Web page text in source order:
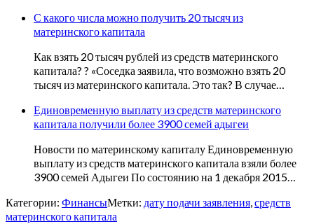
С какого числа можно получить 20 тысяч из
материнского капитала
Как взять 20 тысяч рублей из средств материнского
капитала? ? «Соседка заявила, что возможно взять 20
тысяч из материнского капитала. Это так? В случае…
Единовременную выплату из средств материнского
капитала получили более 3900 семей адыгеи
Новости по материнскому капиталу Единовременную
выплату из средств материнского капитала взяли более
3900 семей Адыгеи По состоянию на 1 декабря 2015…
Категории: ФинансыМетки: дату подачи заявления,средств
материнского капитала